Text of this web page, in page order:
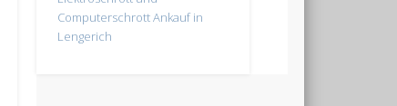
Computerschrott Ankauf in
Lengerich